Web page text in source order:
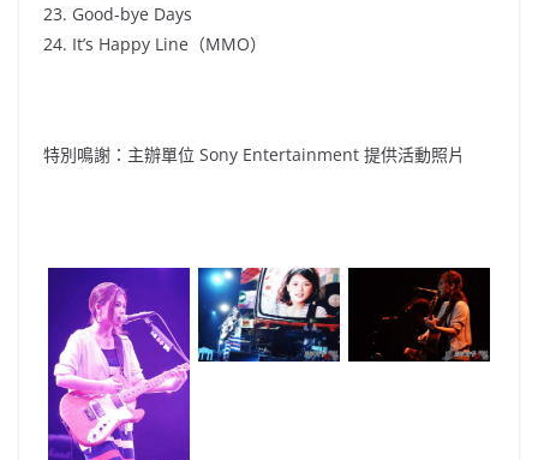
23. Good-bye Days
24. It’s Happy Line（MMO）
特別鳴謝：主辦單位 Sony Entertainment 提供活動照片